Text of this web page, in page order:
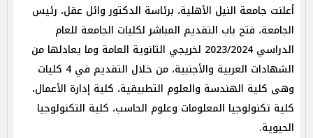
أعلنت جامعة النيل الأهلية، برئاسة الدكتور وائل عقل، رئيس
الجامعة، فتح باب التقديم المباشر لكليات الجامعة للعام
الدراسي 2023/2024 لخريجي الثانوية العامة وما يعادلها من
الشهادات العربية والأجنبية، من خلال التقديم في 4 كليات
وهى كلية الهندسة والعلوم التطبيقية، كلية إدارة الأعمال،
كلية تكنولوجيا المعلومات وعلوم الحاسب، كلية التكنولوجيا
الحيوية.